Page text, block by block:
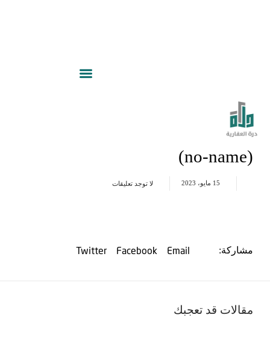
(no-name)
15 مايو، 2023 لا توجد تعليقات
مشاركة: Email
Facebook
Twitter
مقالات قد تعجبك